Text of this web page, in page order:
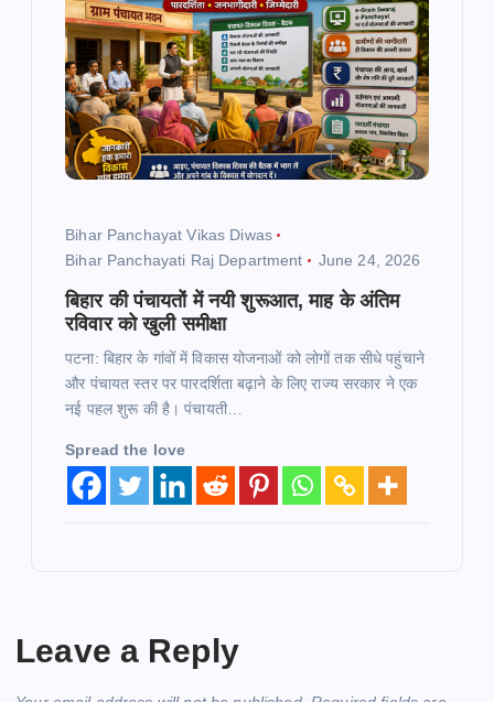
Bihar Panchayat Vikas Diwas
Bihar Panchayati Raj Department
June 24, 2026
बिहार की पंचायतों में नयी शुरूआत, माह के अंतिम
रविवार को खुली समीक्षा
पटना: बिहार के गांवों में विकास योजनाओं को लोगों तक सीधे पहुंचाने
और पंचायत स्तर पर पारदर्शिता बढ़ाने के लिए राज्य सरकार ने एक
नई पहल शुरू की है। पंचायती…
Spread the love
Leave a Reply